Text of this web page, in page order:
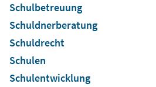
Schulbetreuung
Schuldnerberatung
Schuldrecht
Schulen
Schulentwicklung